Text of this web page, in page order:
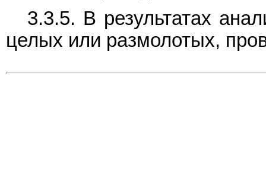
3.3.5. В результатах
целых или размолотых,